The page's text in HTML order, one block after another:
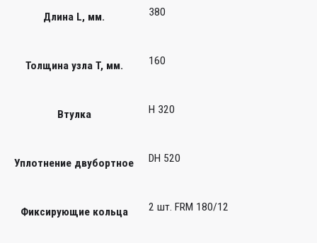
Длина L, мм. 380
Толщина узла T, мм. 160
Втулка H 320
Уплотнение двубортное DH 520
Фиксирующие кольца 2 шт. FRM 180/12